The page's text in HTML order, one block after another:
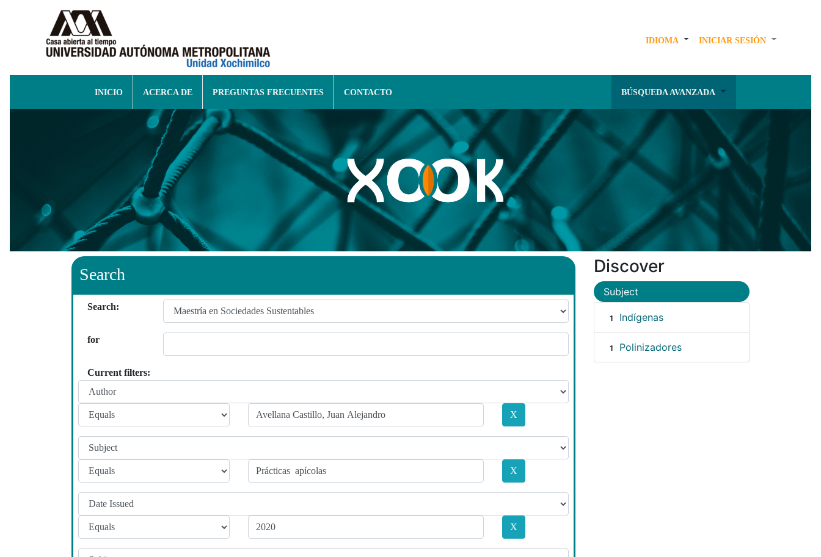
IDIOMA INICIAR SESIÓN
INICIO ACERCA DE PREGUNTAS FRECUENTES CONTACTO BÚSQUEDA AVANZADA
Search
Search:
for
Current filters:
Discover
Subject
1 Indígenas
1 Polinizadores